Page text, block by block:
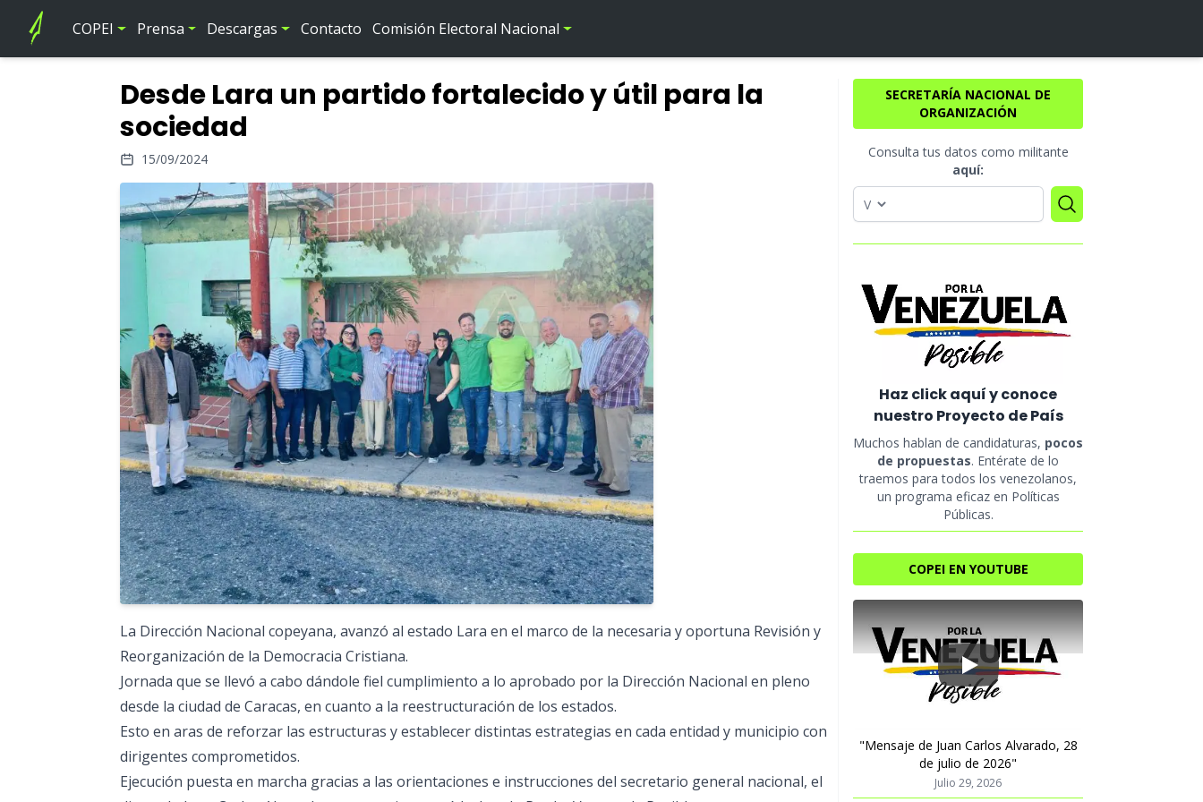
COPEI Prensa Descargas Contacto Comisión Electoral Nacional
Desde Lara un partido fortalecido y útil para la
sociedad
15/09/2024
La Dirección Nacional copeyana, avanzó al estado Lara en el marco de la necesaria y oportuna Revisión y
Reorganización de la Democracia Cristiana.
Jornada que se llevó a cabo dándole fiel cumplimiento a lo aprobado por la Dirección Nacional en pleno
desde la ciudad de Caracas, en cuanto a la reestructuración de los estados.
Esto en aras de reforzar las estructuras y establecer distintas estrategias en cada entidad y municipio con
dirigentes comprometidos.
Ejecución puesta en marcha gracias a las orientaciones e instrucciones del secretario general nacional, el
SECRETARÍA NACIONAL DE
ORGANIZACIÓN
Consulta tus datos como militante
aquí:
Haz click aquí y conoce
nuestro Proyecto de País
Muchos hablan de candidaturas, pocos
de propuestas. Entérate de lo
traemos para todos los venezolanos,
un programa eficaz en Políticas
Públicas.
COPEI EN YOUTUBE
Play
"Mensaje de Juan Carlos Alvarado, 28
de julio de 2026"
Julio 29, 2026